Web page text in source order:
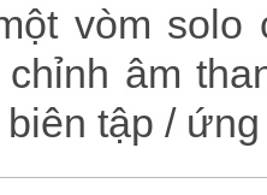
vòm
âm
tập /